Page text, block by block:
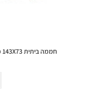
חממה ביתית 143X73 כוללת מדפים וכיסוי שקןף דגם 1607